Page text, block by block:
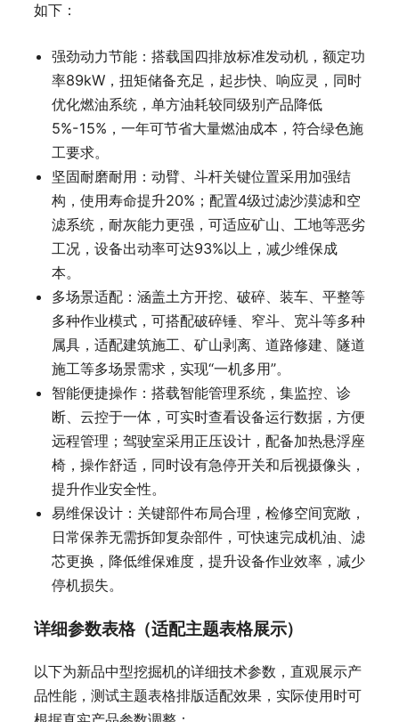
如下：
强劲动力节能：搭载国四排放标准发动机，额定功
率89kW，扭矩储备充足，起步快、响应灵，同时
优化燃油系统，单方油耗较同级别产品降低
5%-15%，一年可节省大量燃油成本，符合绿色施
工要求。
坚固耐磨耐用：动臂、斗杆关键位置采用加强结
构，使用寿命提升20%；配置4级过滤沙漠滤和空
滤系统，耐灰能力更强，可适应矿山、工地等恶劣
工况，设备出动率可达93%以上，减少维保成
本。
多场景适配：涵盖土方开挖、破碎、装车、平整等
多种作业模式，可搭配破碎锤、窄斗、宽斗等多种
属具，适配建筑施工、矿山剥离、道路修建、隧道
施工等多场景需求，实现“一机多用”。
智能便捷操作：搭载智能管理系统，集监控、诊
断、云控于一体，可实时查看设备运行数据，方便
远程管理；驾驶室采用正压设计，配备加热悬浮座
椅，操作舒适，同时设有急停开关和后视摄像头，
提升作业安全性。
易维保设计：关键部件布局合理，检修空间宽敞，
日常保养无需拆卸复杂部件，可快速完成机油、滤
芯更换，降低维保难度，提升设备作业效率，减少
停机损失。
详细参数表格（适配主题表格展示）
以下为新品中型挖掘机的详细技术参数，直观展示产
品性能，测试主题表格排版适配效果，实际使用时可